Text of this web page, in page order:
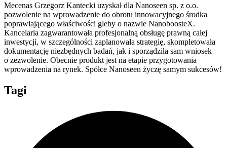
Mecenas Grzegorz Kantecki uzyskał dla Nanoseen sp. z o.o.
pozwolenie na wprowadzenie do obrotu innowacyjnego środka
poprawiającego właściwości gleby o nazwie NanoboosteX.
Kancelaria zagwarantowała profesjonalną obsługę prawną całej
inwestycji, w szczególności zaplanowała strategię, skompletowała
dokumentację niezbędnych badań, jak i sporządziła sam wniosek
o zezwolenie. Obecnie produkt jest na etapie przygotowania
wprowadzenia na rynek. Spółce Nanoseen życzę samym sukcesów!
Tagi